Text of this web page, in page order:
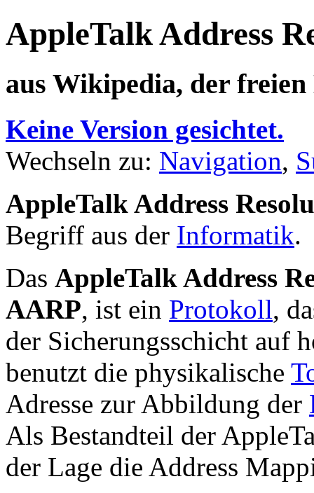
AppleTalk Address
aus Wikipedia, der
Keine Version gesichtet.
Wechseln zu: Navigation,
AppleTalk Address
Begriff aus der Informatik.
Das AppleTalk Address
AARP, ist ein Protokoll,
der Sicherungsschicht auf
benutzt die physikalische
Adresse zur Abbildung der
Als Bestandteil der
der Lage die Address